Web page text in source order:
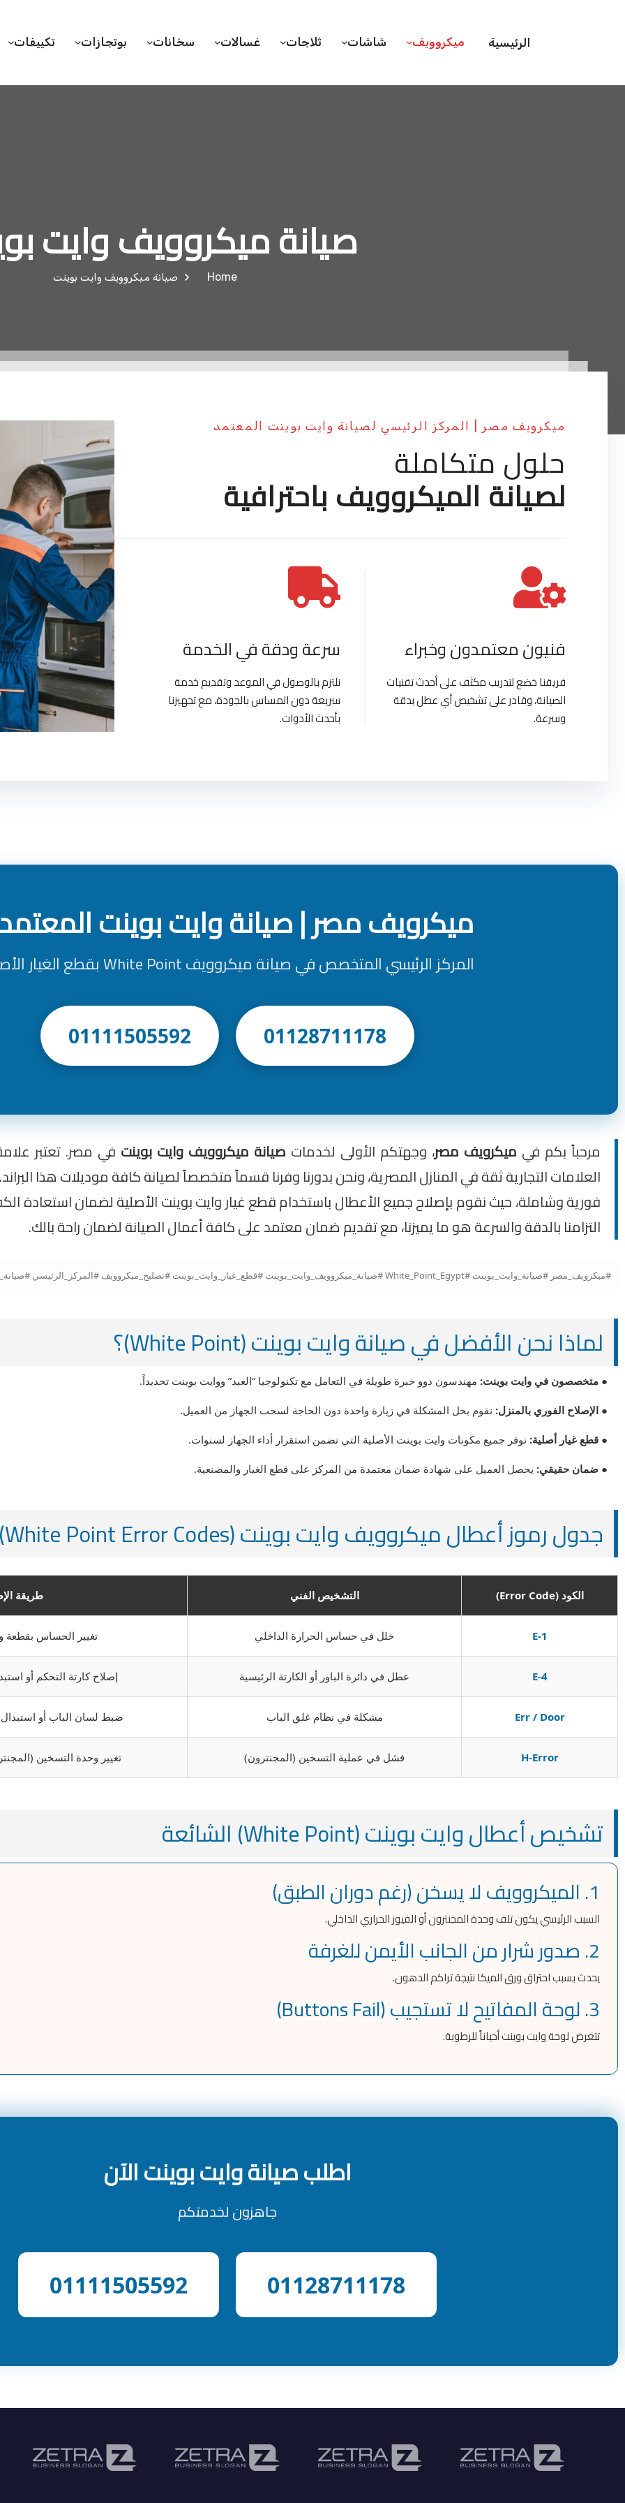
الرئيسية ميكروويف شاشات ثلاجات غسالات سخانات بوتجازات تكييفات
صيانة ميكروويف وايت
Home صيانة ميكروويف وايت بوينت
ميكرويف مصر | المركز الرئيسي لصيانة وايت بوينت المعتمد
حلول متكاملة
لصيانة الميكروويف باحترافية
فنيون معتمدون وخبراء
فريقنا خضع لتدريب مكثف على أحدث تقنيات
الصيانة، وقادر على تشخيص أي عطل بدقة
وسرعة.
سرعة ودقة في الخدمة
نلتزم بالوصول في الموعد وتقديم خدمة
سريعة دون المساس بالجودة، مع تجهيزنا
بأحدث الأدوات.
ميكرويف مصر | صيانة وايت بوينت
المركز الرئيسي المتخصص في صيانة ميكروويف White Point بقطع الغيار الأصلية
01128711178
01111505592
مرحباً بكم في ميكرويف مصر، وجهتكم الأولى لخدمات صيانة ميكروويف وايت بوينت في مصر. تعتبر
العلامات التجارية ثقة في المنازل المصرية، ونحن بدورنا وفرنا قسماً متخصصاً لصيانة كافة موديلات هذا
فورية وشاملة، حيث نقوم بإصلاح جميع الأعطال باستخدام قطع غيار وايت بوينت الأصلية لضمان استعادة
التزامنا بالدقة والسرعة هو ما يميزنا، مع تقديم ضمان معتمد على كافة أعمال الصيانة لضمان راحة بالك.
#ميكرويف_مصر #صيانة_وايت_بوينت #White_Point_Egypt #صيانة_ميكروويف_وايت_بوينت #قطع_غيار_وايت_بوينت #تصليح_ميكروويف #المركز_الرئيسي #صيانة_منزلية #ميكروويف_وايت_بوينت
لماذا نحن الأفضل في صيانة وايت بوينت (White Point)؟
● متخصصون في وايت بوينت: مهندسون ذوو خبرة طويلة في التعامل مع تكنولوجيا “العبد” ووايت بوينت تحديداً.
● الإصلاح الفوري بالمنزل: نقوم بحل المشكلة في زيارة واحدة دون الحاجة لسحب الجهاز من العميل.
● قطع غيار أصلية: نوفر جميع مكونات وايت بوينت الأصلية التي تضمن استقرار أداء الجهاز لسنوات.
● ضمان حقيقي: يحصل العميل على شهادة ضمان معتمدة من المركز على قطع الغيار والمصنعية.
جدول رموز أعطال ميكروويف وايت بوينت (White Point Error Codes)
الكود (Error Code) التشخيص الفني طريقة
E-1 خلل في حساس الحرارة الداخلي تغيير الحساس بقطعة
E-4 عطل في دائرة الباور أو الكارتة الرئيسية إصلاح كارتة التحكم أو
Err / Door مشكلة في نظام غلق الباب ضبط لسان الباب أو
H-Error فشل في عملية التسخين (المجنترون) تغيير وحدة التسخين
تشخيص أعطال وايت بوينت (White Point) الشائعة
1. الميكروويف لا يسخن (رغم دوران الطبق)
السبب الرئيسي يكون تلف وحدة المجنترون أو الفيوز الحراري الداخلي.
2. صدور شرار من الجانب الأيمن للغرفة
يحدث بسبب احتراق ورق الميكا نتيجة تراكم الدهون.
3. لوحة المفاتيح لا تستجيب (Buttons Fail)
تتعرض لوحة وايت بوينت أحياناً للرطوبة.
اطلب صيانة وايت بوينت الآن
جاهزون لخدمتكم
01128711178
01111505592